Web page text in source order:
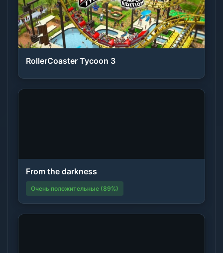
RollerCoaster Tycoon 3
From the darkness
Очень положительные (89%)